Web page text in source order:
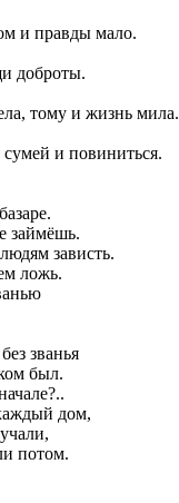
и правды мало.
доброты.
тому и жизнь мила.
и повиниться.
займёшь.
зависть.
ложь.
званья
был.
дом,
потом.